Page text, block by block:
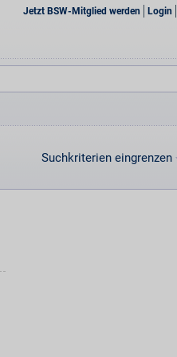
Jetzt BSW-Mitglied werden Login
Suchkriterien eingrenzen